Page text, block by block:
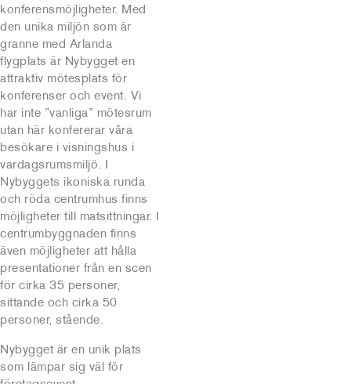
konferensmöjligheter. Med
den unika miljön som är
granne med Arlanda
flygplats är Nybygget en
attraktiv mötesplats för
konferenser och event. Vi
har inte ”vanliga” mötesrum
utan här konfererar våra
besökare i visningshus i
vardagsrumsmiljö. I
Nybyggets ikoniska runda
och röda centrumhus finns
möjligheter till matsittningar. I
centrumbyggnaden finns
även möjligheter att hålla
presentationer från en scen
för cirka 35 personer,
sittande och cirka 50
personer, stående.
Nybygget är en unik plats
som lämpar sig väl för